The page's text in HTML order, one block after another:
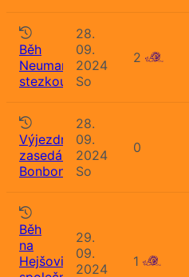
Běh
Neumannovou
stezkou
28.
09.
2024
So
2
Výjezdní
zasedání
Bonbonu
28.
09.
2024
So
0
Běh
na
Hejšovinu,
29.
09.
2024
1